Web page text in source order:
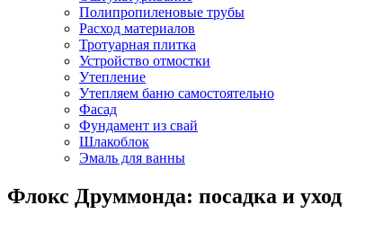
Полипропиленовые трубы
Расход материалов
Тротуарная плитка
Устройство отмостки
Утепление
Утепляем баню самостоятельно
Фасад
Фундамент из свай
Шлакоблок
Эмаль для ванны
Флокс Друммонда: посадка и уход